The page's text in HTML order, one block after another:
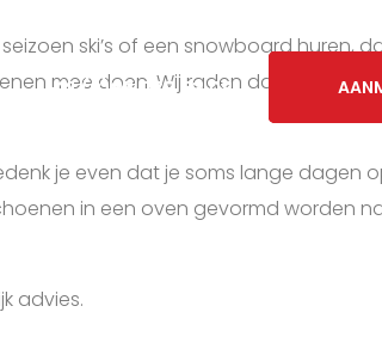
+31 (0)85 273 53 08
+31 (0)85 273 53 08
+31 (0)85 273 53 08
ski’s of een snowboard huren,
mee doen. Wij raden daarom aan
je even dat je soms lange dagen
in een oven gevormd worden
advies.